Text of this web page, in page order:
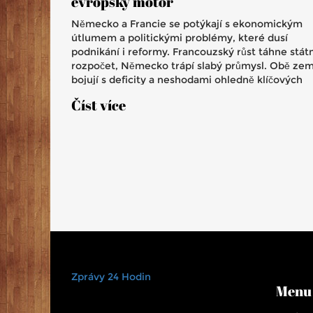
Německo a Francie se potýkají s ekonomickým
útlumem a politickými problémy, které dusí
podnikání i reformy. Francouzský růst táhne
rozpočet, Německo trápí slabý průmysl. Obě
bojují s deficity a neshodami ohledně klíčových
Číst více
Zprávy 24 Hodin
Menu